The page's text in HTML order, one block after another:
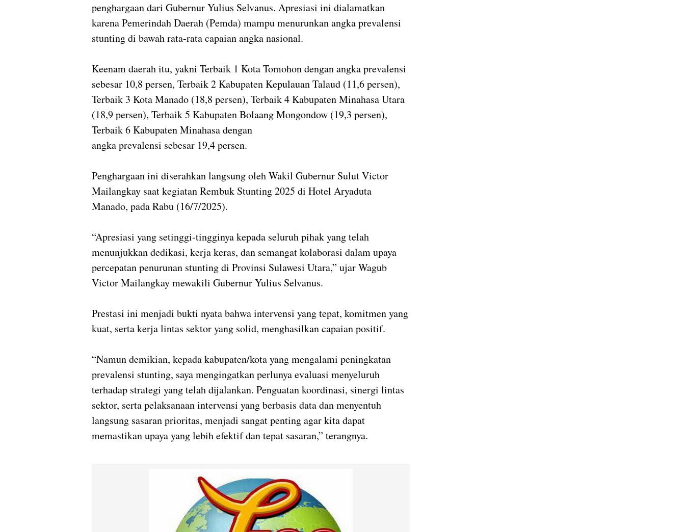
penghargaan dari Gubernur Yulius Selvanus. Apresiasi ini dialamatkan
karena Pemerindah Daerah (Pemda) mampu menurunkan angka prevalensi
stunting di bawah rata-rata capaian angka nasional.
Keenam daerah itu, yakni Terbaik 1 Kota Tomohon dengan angka prevalensi
sebesar 10,8 persen, Terbaik 2 Kabupaten Kepulauan Talaud (11,6 persen),
Terbaik 3 Kota Manado (18,8 persen), Terbaik 4 Kabupaten Minahasa Utara
(18,9 persen), Terbaik 5 Kabupaten Bolaang Mongondow (19,3 persen),
Terbaik 6 Kabupaten Minahasa dengan
angka prevalensi sebesar 19,4 persen.
Penghargaan ini diserahkan langsung oleh Wakil Gubernur Sulut Victor
Mailangkay saat kegiatan Rembuk Stunting 2025 di Hotel Aryaduta
Manado, pada Rabu (16/7/2025).
“Apresiasi yang setinggi-tingginya kepada seluruh pihak yang telah
menunjukkan dedikasi, kerja keras, dan semangat kolaborasi dalam upaya
percepatan penurunan stunting di Provinsi Sulawesi Utara,” ujar Wagub
Victor Mailangkay mewakili Gubernur Yulius Selvanus.
Prestasi ini menjadi bukti nyata bahwa intervensi yang tepat, komitmen yang
kuat, serta kerja lintas sektor yang solid, menghasilkan capaian positif.
“Namun demikian, kepada kabupaten/kota yang mengalami peningkatan
prevalensi stunting, saya mengingatkan perlunya evaluasi menyeluruh
terhadap strategi yang telah dijalankan. Penguatan koordinasi, sinergi lintas
sektor, serta pelaksanaan intervensi yang berbasis data dan menyentuh
langsung sasaran prioritas, menjadi sangat penting agar kita dapat
memastikan upaya yang lebih efektif dan tepat sasaran,” terangnya.